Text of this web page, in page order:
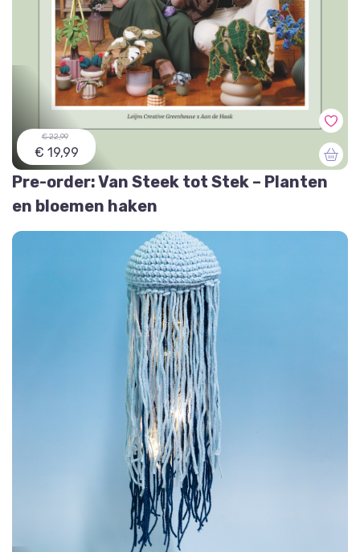
€ 22,99
€ 19,99
Pre-order: Van Steek tot Stek – Planten
en bloemen haken